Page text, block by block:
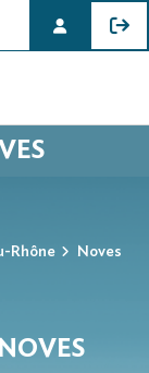
Rhône Noves